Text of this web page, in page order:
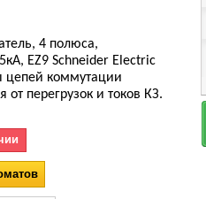
4 полюса,
EZ9 Schneider Electric
цепей коммутации
перегрузок и токов КЗ.